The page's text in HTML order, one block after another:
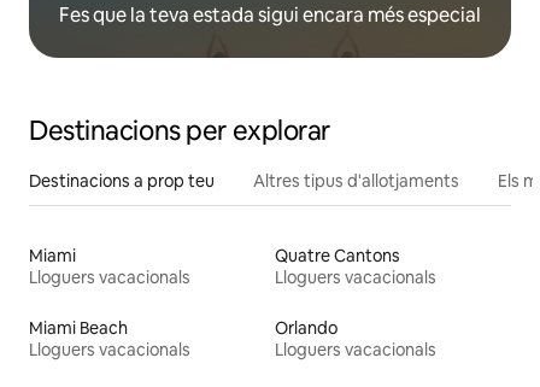
Fes que la teva estada sigui encara més especial
Destinacions per explorar
Destinacions a prop teu Altres tipus d'allotjaments Els
Miami
Lloguers vacacionals
Quatre Cantons
Lloguers vacacionals
Miami Beach
Lloguers vacacionals
Orlando
Lloguers vacacionals